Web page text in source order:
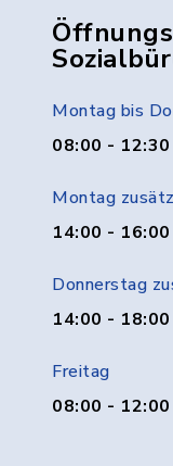
Montag bis
08:00 - 12:30
Montag
14:00 - 16:00
Donnerstag
14:00 - 18:00
Freitag
08:00 - 12:00